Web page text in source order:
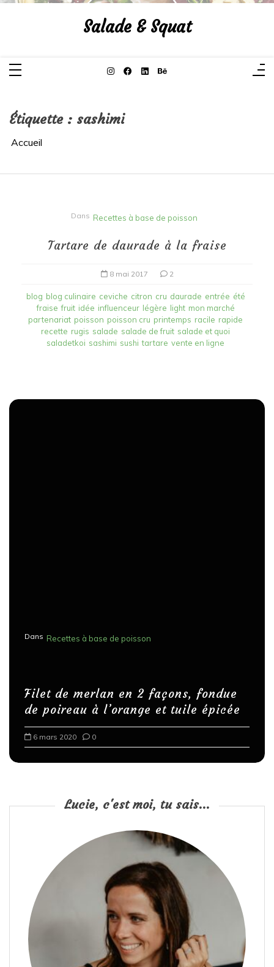
Aller
Salade & Squat
Étiquette : sashimi
Accueil
Dans Recettes à base de poisson
Tartare de daurade à la fraise
8 mai 2017 2
blog blog culinaire ceviche citron cru daurade entrée été
fraise fruit idée influenceur légère light mon marché
partenariat poisson poisson cru printemps racile rapide
recette rugis salade salade de fruit salade et quoi
saladetkoi sashimi sushi tartare vente en ligne
Dans Recettes à base de poisson
Filet de merlan en 2 façons, fondue
de poireau à l’orange et tuile épicée
6 mars 2020 0
Lucie, c'est moi, tu sais...